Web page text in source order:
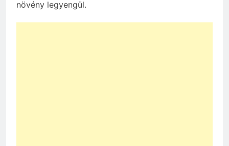
növény legyengül.